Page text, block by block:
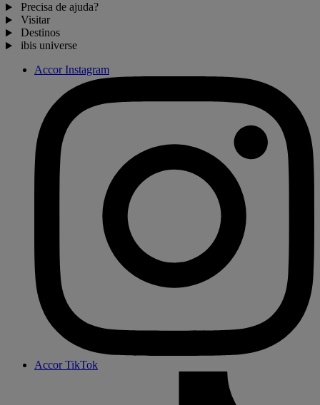
Precisa de ajuda?
Visitar
Destinos
ibis universe
Accor Instagram
Accor TikTok